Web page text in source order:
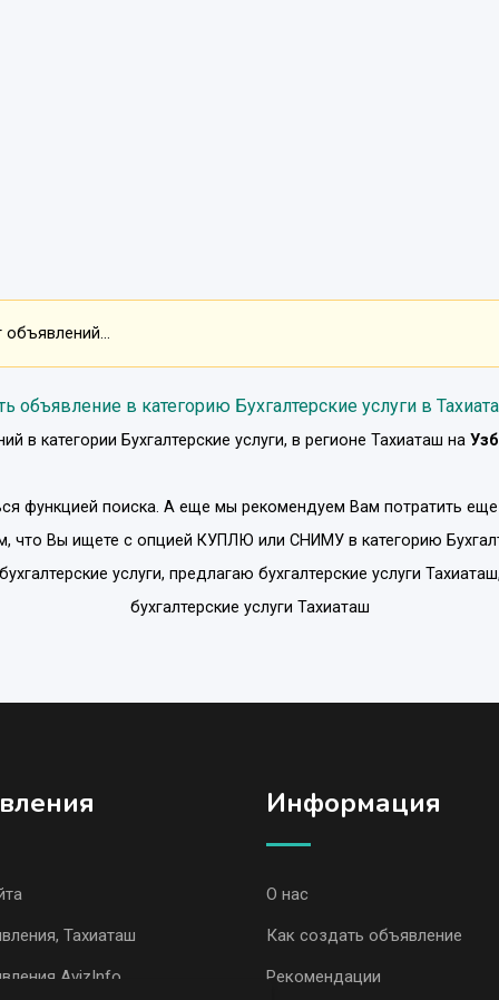
объявлений...
объявление в категорию Бухгалтерские услуги в
в категории Бухгалтерские услуги, в регионе Тахиаташ на
функцией поиска. А еще мы рекомендуем Вам потратить
что Вы ищете с опцией КУПЛЮ или СНИМУв категорию
услуги, предлагаю бухгалтерские услуги
бухгалтерские услуги Тахиаташ
Тахиаташ
AvizInfo
Информация
О нас
Как создать объявление
Рекомендации